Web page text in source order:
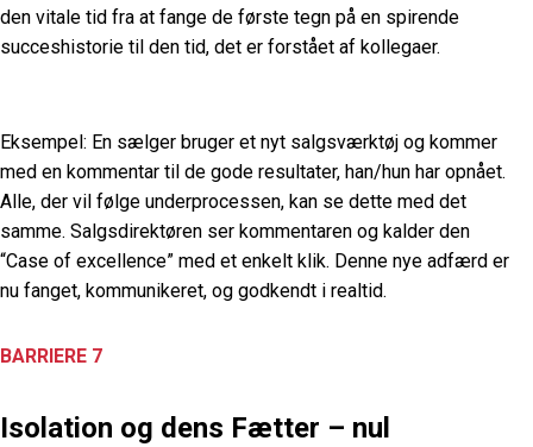
den vitale tid fra at fange de første tegn på en spirende
succeshistorie til den tid, det er forstået af kollegaer.
Eksempel: En sælger bruger et nyt salgsværktøj og kommer
med en kommentar til de gode resultater, han/hun har opnået.
Alle, der vil følge underprocessen, kan se dette med det
samme. Salgsdirektøren ser kommentaren og kalder den
“Case of excellence” med et enkelt klik. Denne nye adfærd er
nu fanget, kommunikeret, og godkendt i realtid.
BARRIERE 7
Isolation og dens Fætter – nul